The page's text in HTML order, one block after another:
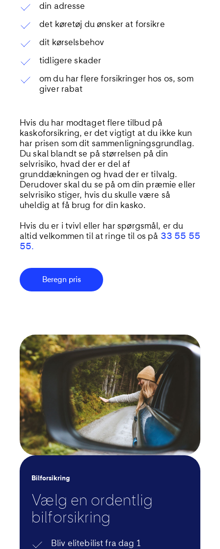
din adresse
det køretøj du ønsker at forsikre
dit kørselsbehov
tidligere skader
om du har flere forsikringer hos os, som
giver rabat
Hvis du har modtaget flere tilbud på
kaskoforsikring, er det vigtigt at du ikke kun
har prisen som dit sammenligningsgrundlag.
Du skal blandt se på størrelsen på din
selvrisiko, hvad der er del af
grunddækningen og hvad der er tilvalg.
Derudover skal du se på om din præmie eller
selvrisiko stiger, hvis du skulle være så
uheldig at få brug for din kasko.
Hvis du er i tvivl eller har spørgsmål, er du
altid velkommen til at ringe til os på 33 55 55
55.
Beregn pris
Bilforsikring
Vælg en ordentlig
bilforsikring
Bliv elitebilist fra dag 1